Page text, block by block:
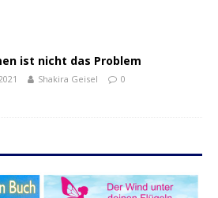
ist nicht das Problem
Shakira Geisel 0